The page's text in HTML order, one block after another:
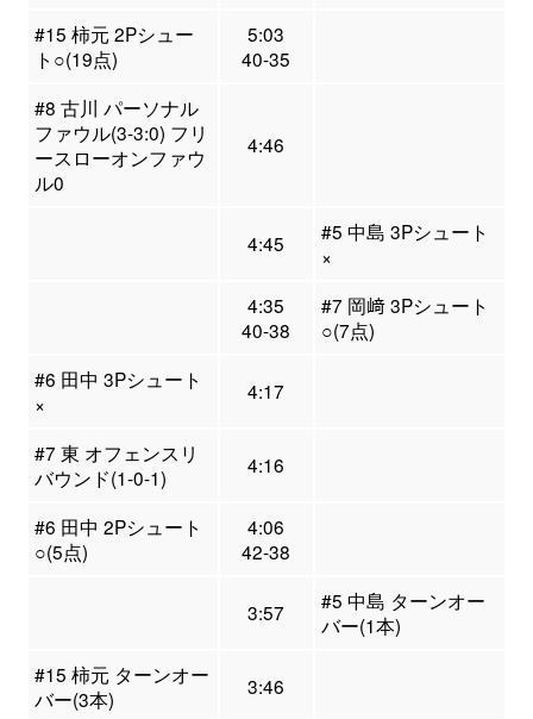
#15 柿元 2Pシュー
ト○(19点)
5:03
40-35
#8 古川 パーソナル
ファウル(3-3:0) フリ
ースローオンファウ
ル0
4:46
4:45
#5 中島 3Pシュート
×
4:35
40-38
#7 岡﨑 3Pシュート
○(7点)
#6 田中 3Pシュート
×
4:17
#7 東 オフェンスリ
バウンド(1-0-1)
4:16
#6 田中 2Pシュート
○(5点)
4:06
42-38
3:57
#5 中島 ターンオー
バー(1本)
#15 柿元 ターンオー
バー(3本)
3:46